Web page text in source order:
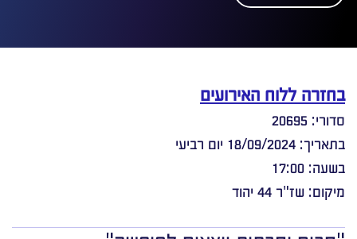
בחזרה ללוח האירועים
סדורי: 20695
בתאריך: 18/09/2024 יום רביעי
בשעה: 17:00
מיקום: שז"ר 44 יהוד